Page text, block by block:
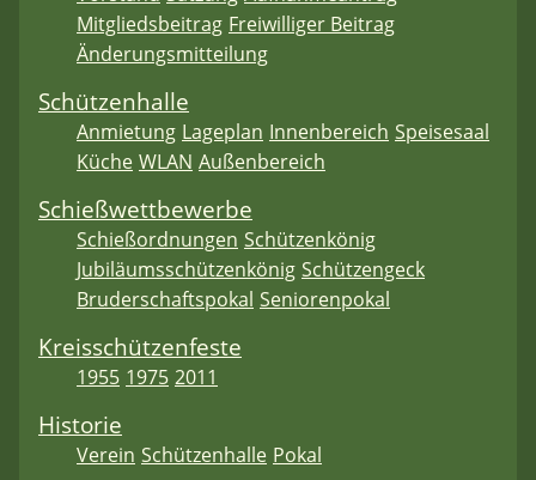
Mitgliedsbeitrag Freiwilliger Beitrag
Änderungsmitteilung
Schützenhalle
Anmietung Lageplan Innenbereich Speisesaal
Küche WLAN Außenbereich
Schießwettbewerbe
Schießordnungen Schützenkönig
Jubiläumsschützenkönig Schützengeck
Bruderschaftspokal Seniorenpokal
Kreisschützenfeste
1955 1975 2011
Historie
Verein Schützenhalle Pokal